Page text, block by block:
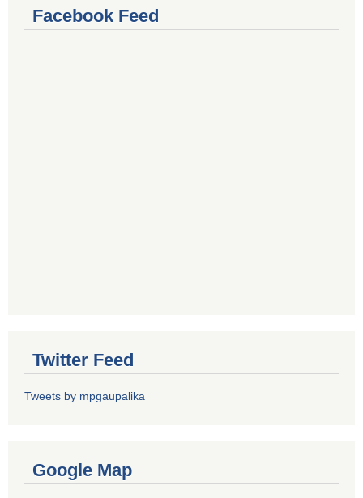
Facebook Feed
Twitter Feed
Tweets by mpgaupalika
Google Map